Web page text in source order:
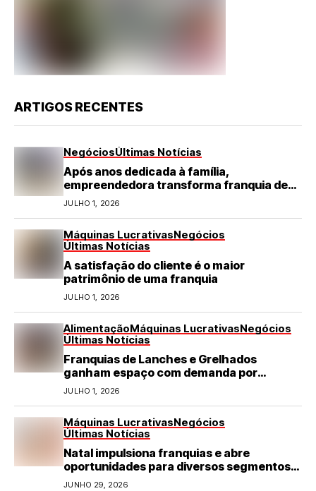
ARTIGOS RECENTES
NegóciosÚltimas Notícias
Após anos dedicada à família,
empreendedora transforma franquia de
turismo em negócio de destaque no RN
JULHO 1, 2026
Máquinas LucrativasNegócios
Últimas Notícias
A satisfação do cliente é o maior
patrimônio de uma franquia
JULHO 1, 2026
AlimentaçãoMáquinas LucrativasNegócios
Últimas Notícias
Franquias de Lanches e Grelhados
ganham espaço com demanda por
refeições rápidas e de qualidade
JULHO 1, 2026
Máquinas LucrativasNegócios
Últimas Notícias
Natal impulsiona franquias e abre
oportunidades para diversos segmentos
do varejo
JUNHO 29, 2026